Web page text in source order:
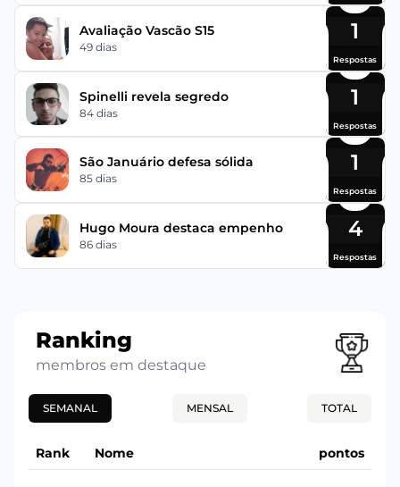
Avaliação Vascão S15
49 dias
1
Respostas
Spinelli revela segredo
84 dias
1
Respostas
São Januário defesa sólida
85 dias
1
Respostas
Hugo Moura destaca empenho
86 dias
4
Respostas
Ranking
membros em destaque
SEMANAL MENSAL TOTAL
Rank Nome pontos